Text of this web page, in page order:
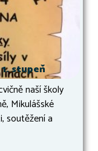
stupeň
naší školy
Mikulášské
soutěžení a